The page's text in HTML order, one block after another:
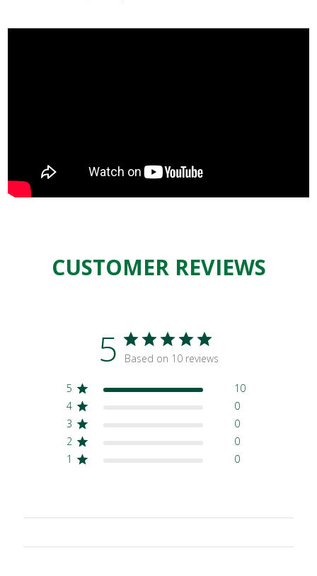
CUSTOMER REVIEWS
5 Based on 10 reviews
5
10
4
0
3
0
2
0
1
0